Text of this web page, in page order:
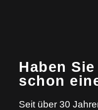
Haben Sie
schon
Seit über 30